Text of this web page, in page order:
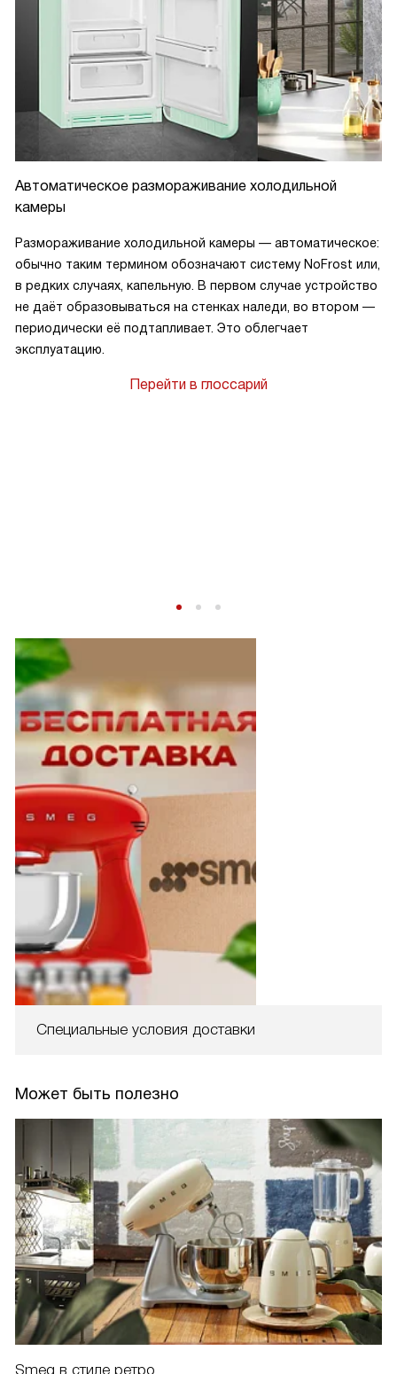
Автоматическое размораживание холодильной
камеры
Размораживание холодильной камеры — автоматическое:
обычно таким термином обозначают систему NoFrost или,
в редких случаях, капельную. В первом случае устройство
не даёт образовываться на стенках наледи, во втором —
периодически её подтапливает. Это облегчает
эксплуатацию.
Перейти в глоссарий
Специальные условия доставки
Может быть полезно
Smeg в стиле ретро